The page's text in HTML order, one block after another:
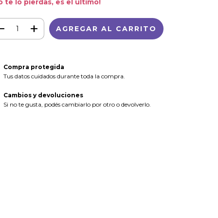
te lo pierdas, es el último!
Compra protegida
Tus datos cuidados durante toda la compra.
Cambios y devoluciones
Si no te gusta, podés cambiarlo por otro o devolverlo.